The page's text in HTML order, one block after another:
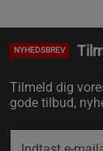
NYHEDSBREV
Tilmeld dig
gode tilbud,